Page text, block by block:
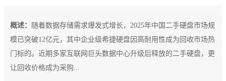
概述：
随着数据存储需求爆发式增长，2025年中国二手硬盘市场规
模已突破12亿元，其中企业级希捷硬盘因高耐用性成为回收市场热
门标的。近期多家互联网巨头数据中心升级后释放的二手硬盘，更
让回收价格成为采购...